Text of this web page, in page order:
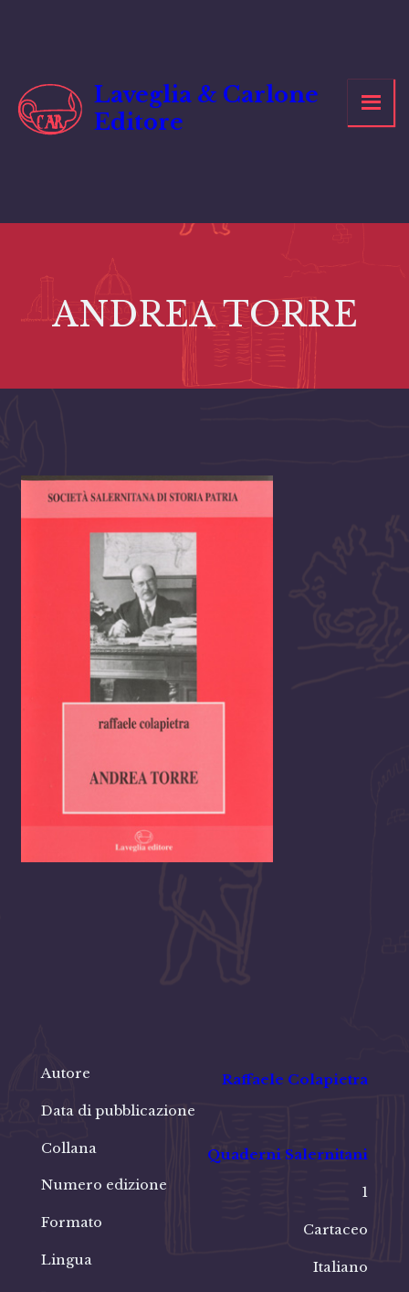
Laveglia & Carlone
Editore
ANDREA TORRE
Autore
Raffaele Colapietra
Data di pubblicazione
Collana
Quaderni Salernitani
Numero edizione
1
Formato
Cartaceo
Lingua
Italiano